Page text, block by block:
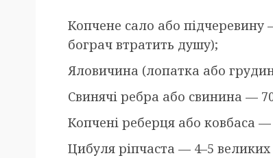
Копчене сало або підчеревину
бограч втратить душу);
Яловичина (лопатка або
Свинячі ребра або свинина —
Копчені реберця або ковбаса
Цибуля ріпчаста — 4–5 великих